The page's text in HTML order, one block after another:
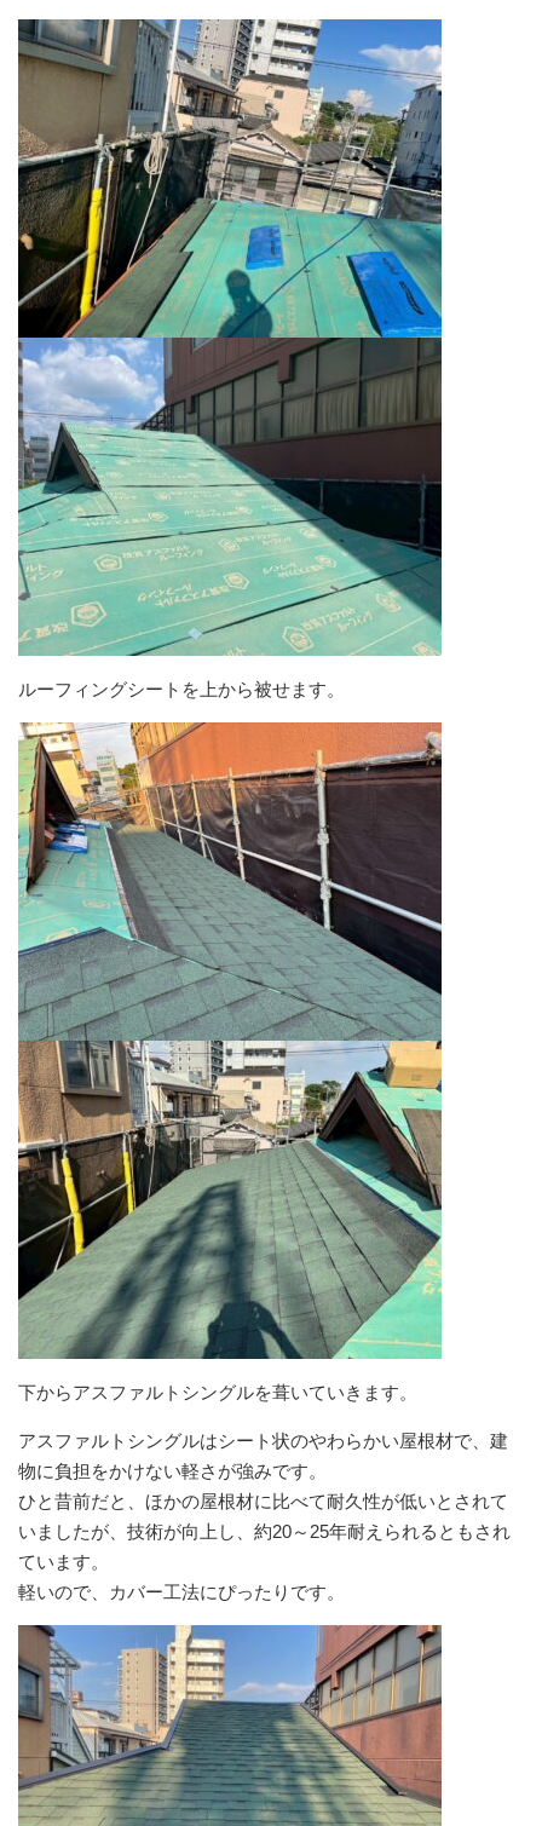
ルーフィングシートを上から被せます。
下からアスファルトシングルを葺いていきます。
アスファルトシングルはシート状のやわらかい屋根材で、建
物に負担をかけない軽さが強みです。
ひと昔前だと、ほかの屋根材に比べて耐久性が低いとされて
いましたが、技術が向上し、約20～25年耐えられるともされ
ています。
軽いので、カバー工法にぴったりです。